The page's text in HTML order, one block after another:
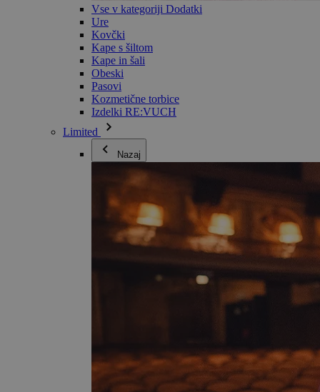
Vse v kategoriji Dodatki
Ure
Kovčki
Kape s šiltom
Kape in šali
Obeski
Pasovi
Kozmetične torbice
Izdelki RE:VUCH
Limited
Nazaj